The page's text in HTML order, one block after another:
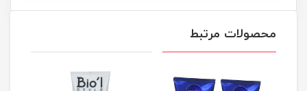
محصولات مرتبط